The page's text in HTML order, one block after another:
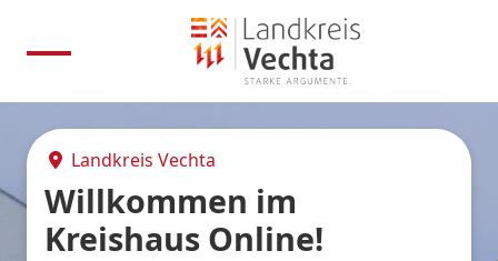
Landkreis Vechta
Willkommen im
Kreishaus Online!